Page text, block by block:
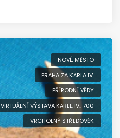
NOVÉ MĚSTO
PRAHA ZA KARLA IV.
PŘÍRODNÍ VĚDY
VIRTUÁLNÍ VÝSTAVA KAREL IV.: 700
VRCHOLNÝ STŘEDOVĚK